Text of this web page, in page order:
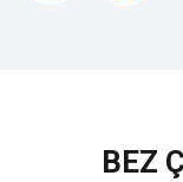
BEZ